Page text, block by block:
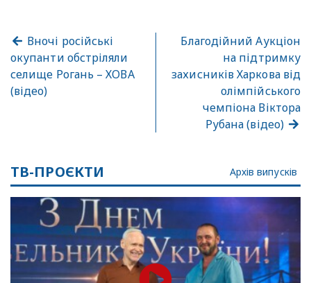
Вночі російські
окупанти обстріляли
селище Рогань – ХОВА
(відео)
Благодійний Аукціон
на підтримку
захисників Харкова від
олімпійського
чемпіона Віктора
Рубана (відео)
ТВ-ПРОЄКТИ Архів випусків